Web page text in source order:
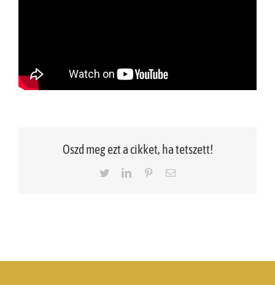
Oszd meg ezt a cikket, ha tetszett!
TwitterLinkedInPinterestEmail